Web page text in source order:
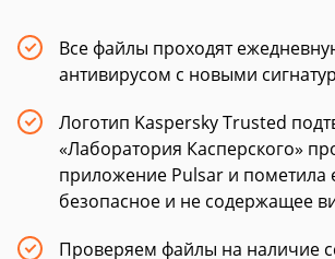
Все файлы проходят
антивирусом с новыми
Логотип Kaspersky Trusted
«Лаборатория Касперского»
приложение Pulsar и пометила
безопасное и не содержащее
Проверяем файлы на наличие